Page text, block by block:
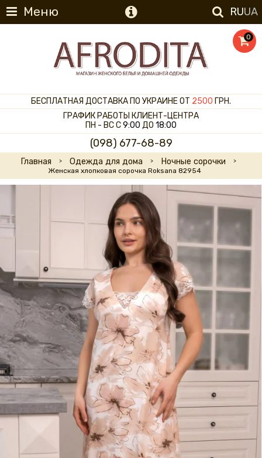
Меню RUUA
0
БЕСПЛАТНАЯ ДОСТАВКА ПО УКРАИНЕ ОТ 2500 ГРН.
ГРАФИК РАБОТЫ КЛИЕНТ-ЦЕНТРА
ПН - ВС С9:00 ДО 18:00
(098) 677-68-89
Главная Одежда для дома Ночные сорочки
Женская хлопковая сорочка Roksana 82954